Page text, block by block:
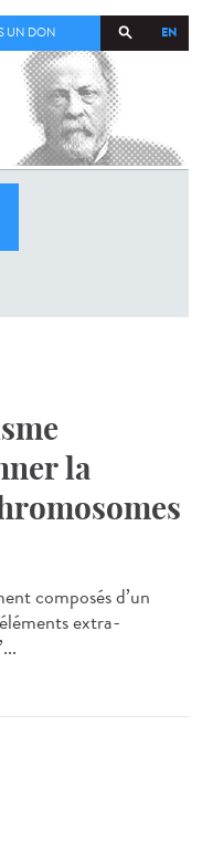
EN
UN DON
la
composés d’un
extra-